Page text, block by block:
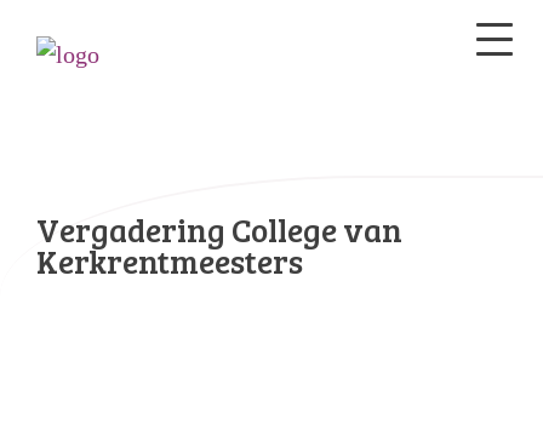
Vergadering College van
Kerkrentmeesters